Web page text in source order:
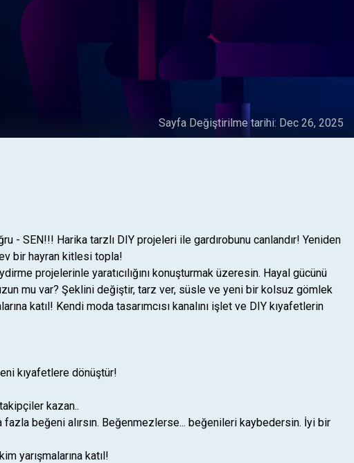
Sayfa Değiştirilme tarihi: Dec 26, 2025
- SEN!!! Harika tarzlı DIY projeleri ile gardırobunu canlandır! Yeniden
bir hayran kitlesi topla!
projelerinle yaratıcılığını konuşturmak üzeresin. Hayal gücünü
mu var? Şeklini değiştir, tarz ver, süsle ve yeni bir kolsuz gömlek
katıl! Kendi moda tasarımcısı kanalını işlet ve DIY kıyafetlerin
kıyafetlere dönüştür!
kazan..
beğeni alırsın. Beğenmezlerse... beğenileri kaybedersin. İyi bir
yarışmalarına katıl!